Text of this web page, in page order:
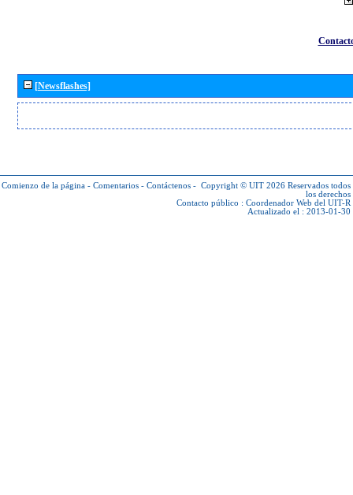
[Newsflashes]
Comienzo de la página - Comentarios - Contáctenos - Copyright © UIT 2026 Reservados todos
los derechos
Contacto público : Coordenador Web del UIT-R
Actualizado el : 2013-01-30